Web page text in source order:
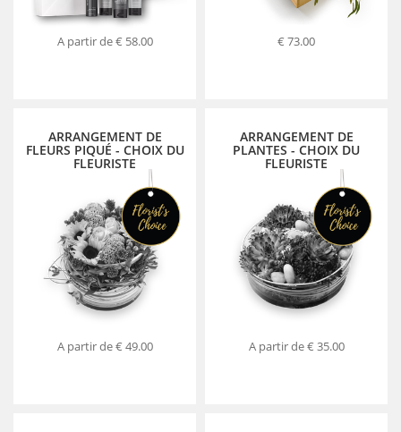
A partir de€ 58.00 € 73.00
ARRANGEMENT DE
FLEURS PIQUÉ - CHOIX DU
FLEURISTE
A partir de€ 49.00
ARRANGEMENT DE
PLANTES - CHOIX DU
FLEURISTE
A partir de€ 35.00